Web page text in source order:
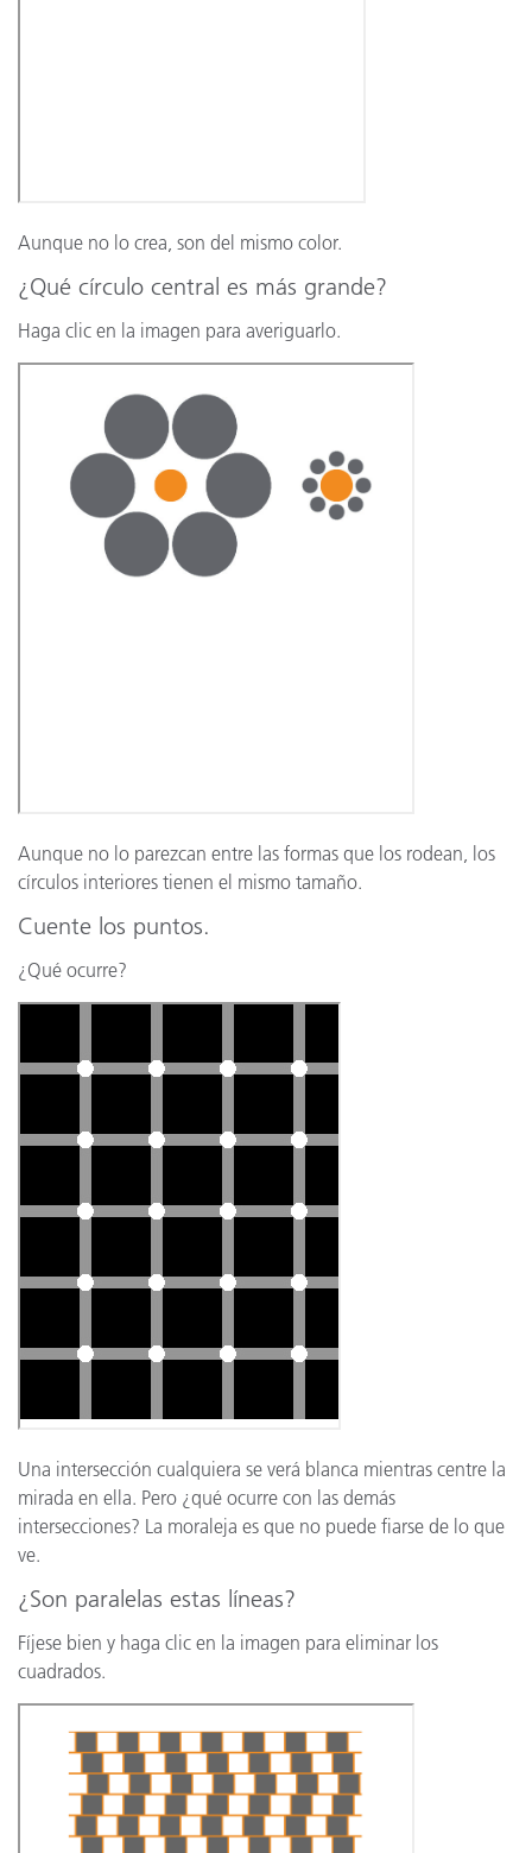
Aunque no lo crea, son del mismo color.
¿Qué círculo central es más grande?
Haga clic en la imagen para averiguarlo.
Aunque no lo parezcan entre las formas que los rodean, los
círculos interiores tienen el mismo tamaño.
Cuente los puntos.
¿Qué ocurre?
Una intersección cualquiera se verá blanca mientras centre la
mirada en ella. Pero ¿qué ocurre con las demás
intersecciones? La moraleja es que no puede fiarse de lo que
ve.
¿Son paralelas estas líneas?
Fíjese bien y haga clic en la imagen para eliminar los
cuadrados.